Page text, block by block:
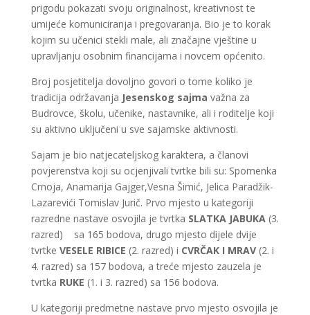
prigodu pokazati svoju originalnost, kreativnost te
umijeće komuniciranja i pregovaranja. Bio je to korak
kojim su učenici stekli male, ali značajne vještine u
upravljanju osobnim financijama i novcem općenito.
Broj posjetitelja dovoljno govori o tome koliko je
tradicija održavanja Jesenskog sajma važna za
Budrovce, školu, učenike, nastavnike, ali i roditelje koji
su aktivno uključeni u sve sajamske aktivnosti.
Sajam je bio natjecateljskog karaktera, a članovi
povjerenstva koji su ocjenjivali tvrtke bili su: Spomenka
Crnoja, Anamarija Gajger,Vesna Šimić, Jelica Paradžik-
Lazarevići Tomislav Jurič. Prvo mjesto u kategoriji
razredne nastave osvojila je tvrtka SLATKA JABUKA(3.
razred) sa 165 bodova, drugo mjesto dijele dvije
tvrtke VESELE RIBICE (2. razred) i CVRČAK I MRAV(2. i
4. razred) sa 157 bodova, a treće mjesto zauzela je
tvrtka RUKE (1. i 3. razred) sa 156 bodova.
U kategoriji predmetne nastave prvo mjesto osvojila je